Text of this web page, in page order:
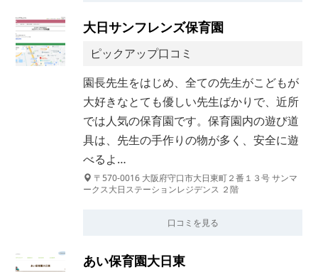
大日サンフレンズ保育園
ピックアップ口コミ
園長先生をはじめ、全ての先生がこどもが
大好きなとても優しい先生ばかりで、近所
では人気の保育園です。保育園内の遊び道
具は、先生の手作りの物が多く、安全に遊
べるよ…
〒570-0016 大阪府守口市大日東町２番１３号 サンマ
ークス大日ステーションレジデンス ２階
口コミを見る
あい保育園大日東